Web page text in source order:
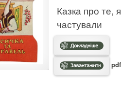
Казка про те,
частували